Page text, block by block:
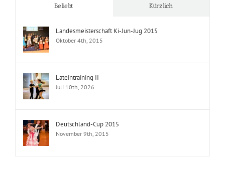
Beliebt Kürzlich
Landesmeisterschaft Ki-Jun-Jug 2015
Oktober 4th, 2015
Lateintraining II
Juli 10th, 2026
Deutschland-Cup 2015
November 9th, 2015